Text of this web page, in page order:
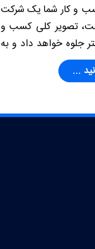
و کار شما یک شرکت
تصویر کلی کسب و
جلوه خواهد داد و به
مشتریان نسبت به
شد. ...